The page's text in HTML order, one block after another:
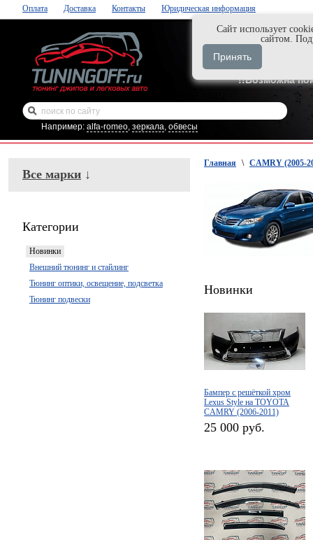
Оплата Доставка Контакты Юридическая информация
Нажми и
+7-929-495-
!!Возможна
Например: alfa-romeo, зеркала, обвесы
Все марки ↓
Категории
Новинки
Внешний тюнинг и стайлинг
Тюнинг оптики, освещение, подсветка
Тюнинг подвески
Главная \ CAMRY (2005-
Новинки
Бампер с решёткой хром
Lexus Style на TOYOTA
CAMRY (2006-2011)
25 000 руб.
Cайт использует
сайтом.
Принять